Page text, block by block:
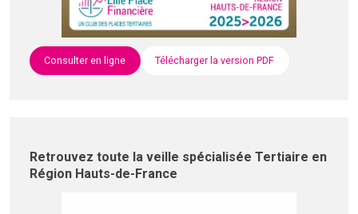
Consulter en ligne Télécharger la version PDF
Retrouvez toute la veille spécialisée Tertiaire en
Région Hauts-de-France